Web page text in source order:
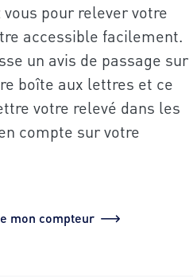
pour relever votre
accessible facilement.
un avis de passage sur
boîte aux lettres et ce
votre relevé dans les
compte sur votre
mon compteur